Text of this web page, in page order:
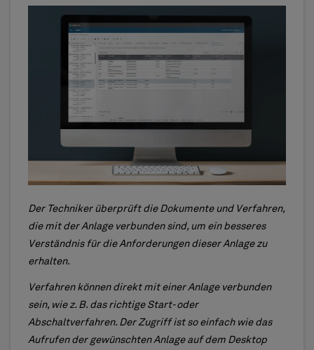
Der Techniker überprüft die Dokumente und Verfahren,
die mit der Anlage verbunden sind, um ein besseres
Verständnis für die Anforderungen dieser Anlage zu
erhalten.
Verfahren können direkt mit einer Anlage verbunden
sein, wie z. B. das richtige Start- oder
Abschaltverfahren. Der Zugriff ist so einfach wie das
Aufrufen der gewünschten Anlage auf dem Desktop